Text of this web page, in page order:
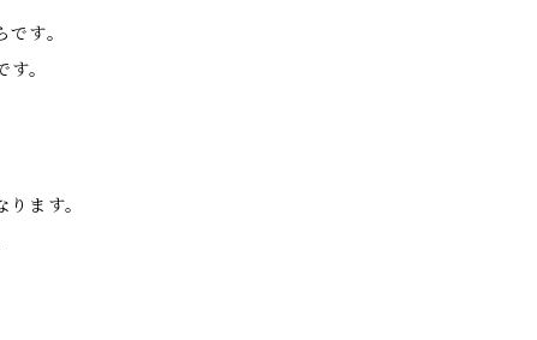
す。
。
ます。